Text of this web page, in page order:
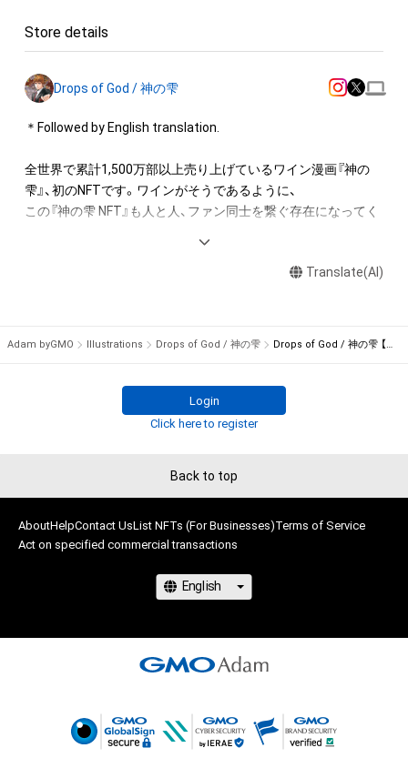
ロゴ等を含みますがこれらに限られません。)にかかる知的財産
産権(それらの権利を取得し、又はそれらの権利につき登録等を
出願する権利を含みます。)を意味します。)は、本アイテムの著
作権を有する方、著作隣接権の権利者またはその管理委託を受
を保有していたとしても、本アイテムに関する創作物にかかる
知的財産権を有することを意味しません。
・本アイテムの著作権を有する方、著作隣接権の権利者またはそ
アイテムの保有者が有する権利」の範囲を超えた行為、知的財産
権を侵害するおそれのある行為(改変、公開、配布、逆コンパイ
に反する利用またはその恐れのある利用など、作成者が不適切
Matters that require attention on the item
- This item may not be copied.
- The intellectual property rights in the creative work
rights, design rights, and other intellectual property rights
copyright, the owner of the neighboring rights, or the party
entrusted with the management of those rights. Therefore,
Store details
Drops of God / 神の雫
＊Followed by English translation.
全世界で累計1,500万部以上売り上げているワイン漫画『神の
雫』、初のNFTです。ワインがそうであるように、
この『神の雫 NFT』も人と人、ファン同士を繋ぐ存在になってく
さらに『神の雫 NFT』保有者への特別な体験の提供も検討して
今回のためにオキモト・シュウ氏が
書き下ろした作品まで、『神の雫』の世界を新しい形で味わって
の展開を一緒に楽しんでください。
【亜樹直氏 コメント】
た『神の雫』単行本全44巻の表紙原画。
たち原作者さえ知らない世界がそこにありました。2枚、3枚の
そのものです。
Translate(AI)
Adam byGMO Illustrations Drops of God / 神の雫 Drops of God / 神の雫 【神咲 豊多香】
Login
Click here to register
Back to top
AboutHelpContact UsList NFTs (For Businesses)Terms of Service
Act on specified commercial transactions